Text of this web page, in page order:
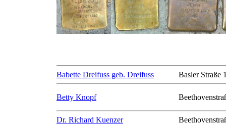
Babette Dreifuss geb. Dreifuss Basler Straße
Betty Knopf
Dr. Richard Kuenzer